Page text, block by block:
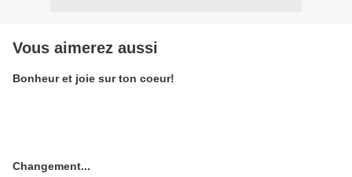
Vous aimerez aussi
Bonheur et joie sur ton coeur!
Changement...